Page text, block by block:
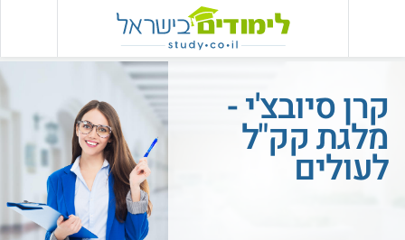
קרן סיובצ'י -
מלגת קק"ל
לעולים